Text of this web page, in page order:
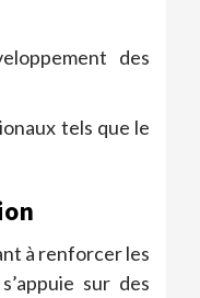
des
tels que le
à renforcer les
sur des